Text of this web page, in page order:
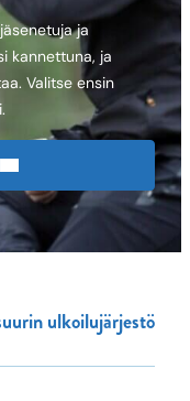
ja
kannettuna, ja
Valitse ensin
ulkoilujärjestö